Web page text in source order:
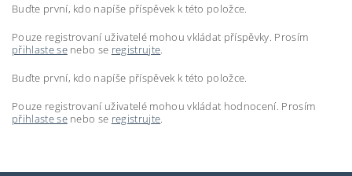
Buďte první, kdo napíše příspěvek k této položce.
Pouze registrovaní uživatelé mohou vkládat příspěvky. Prosím
přihlaste senebo se registrujte.
Buďte první, kdo napíše příspěvek k této položce.
Pouze registrovaní uživatelé mohou vkládat hodnocení. Prosím
přihlaste senebo se registrujte.